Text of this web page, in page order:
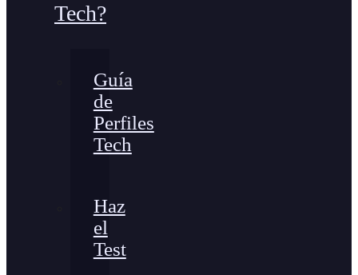
Tech?
Guía
de
Perfiles
Tech
Haz
el
Test